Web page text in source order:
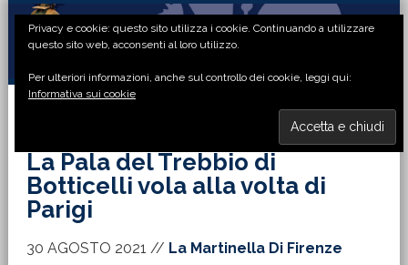
Passa
primaria
Passa
principale
Passa
laterale
Passa
di
La Pala del Trebbio di
Botticelli vola alla volta di
Parigi
30 AGOSTO 2021 // La Martinella Di Firenze
Privacy e cookie: questo sito utilizza i cookie. Continuando a utilizzare
questo sito web, acconsenti al loro utilizzo.
Per ulteriori informazioni, anche sul controllo dei cookie, leggi qui:
Informativa sui cookie